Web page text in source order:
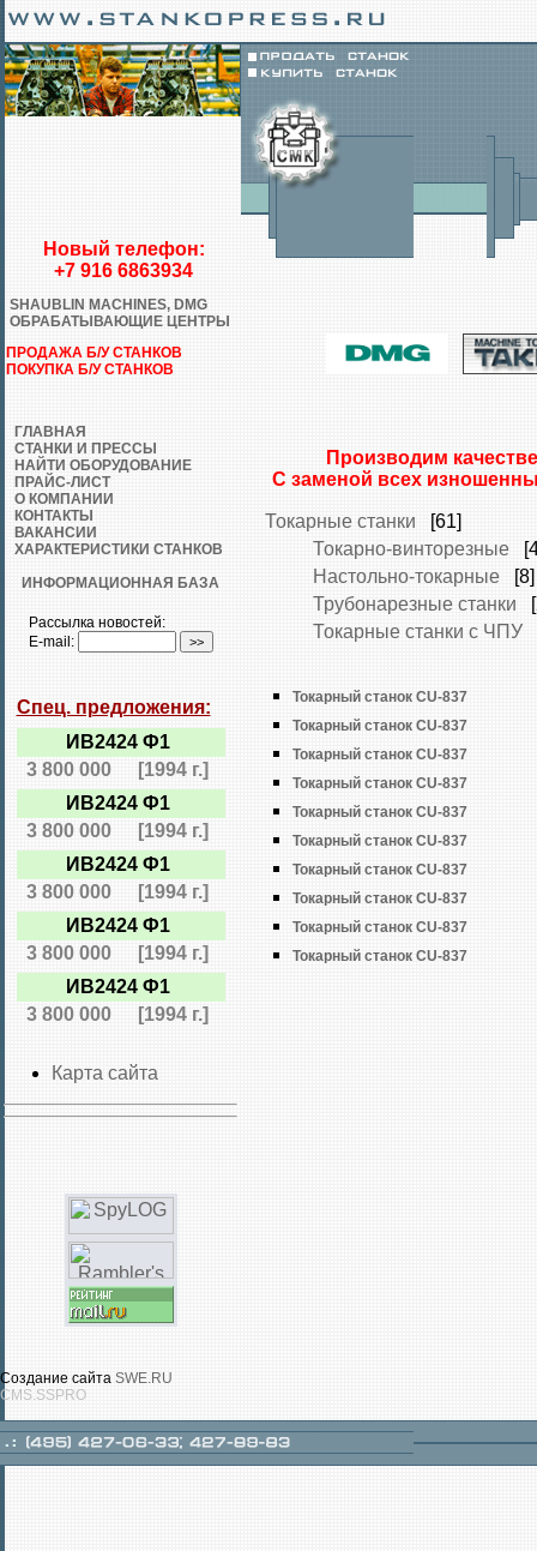
Новый телефон:
+7 916 6863934
SHAUBLIN MACHINES, DMG
ОБРАБАТЫВАЮЩИЕ ЦЕНТРЫ
ПРОДАЖА Б/У СТАНКОВ
ПОКУПКА Б/У СТАНКОВ
ГЛАВНАЯ
СТАНКИ И ПРЕССЫ
НАЙТИ ОБОРУДОВАНИЕ
ПРАЙС-ЛИСТ
О КОМПАНИИ
КОНТАКТЫ
ВАКАНСИИ
ХАРАКТЕРИСТИКИ СТАНКОВ
ИНФОРМАЦИОННАЯ БАЗА
Рассылка новостей:
E-mail:
Спец. предложения:
ИВ2424 Ф1
3 800 000
[1994 г.]
ИВ2424 Ф1
3 800 000
[1994 г.]
ИВ2424 Ф1
3 800 000
[1994 г.]
ИВ2424 Ф1
3 800 000
[1994 г.]
ИВ2424 Ф1
3 800 000
[1994 г.]
Карта сайта
Создание сайта SWE.RU
CMS.SSPRO
Производим
С заменой всех
Токарные станки [61]
Токарно-винторезные
Настольно-токарные [8]
Трубонарезные станки
Токарные станки с ЧПУ
Токарный станок CU-837
Токарный станок CU-837
Токарный станок CU-837
Токарный станок CU-837
Токарный станок CU-837
Токарный станок CU-837
Токарный станок CU-837
Токарный станок CU-837
Токарный станок CU-837
Токарный станок CU-837